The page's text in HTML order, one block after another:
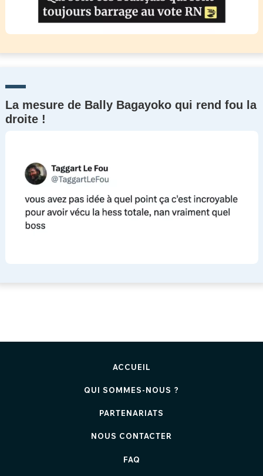
La mesure de Bally Bagayoko qui rend fou la
droite !
ACCUEIL
QUI SOMMES-NOUS ?
PARTENARIATS
NOUS CONTACTER
FAQ